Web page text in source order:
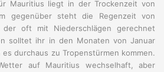
Mauritius liegt in der Trockenzeit von
gegenüber steht die Regenzeit von
oft mit Niederschlägen gerechnet
solltet ihr in den Monaten von Januar
durchaus zu Tropenstürmen kommen.
auf Mauritius wechselhaft, aber